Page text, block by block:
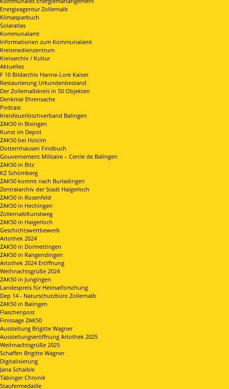
Energieagentur Zollernalb
Klimasparbuch
Solaratlas
Kommunalamt
Informationen zum Kommunalamt
Kreismedienzentrum
Kreisarchiv / Kultur
Aktuelles
F 10 Bildarchiv Hanne-Lore Kaiser
Restaurierung Urkundenbestand
Der Zollernalbkreis in 50 Objekten
Denkmal Ehrensache
Podcast
Kreisfeuerlöschverband Balingen
ZAK50 in Bisingen
Kunst im Depot
ZAK50 bei Holcim
Dotternhausen Findbuch
Gouvernement Militaire – Cercle de Balingen
ZAK50 in Bitz
KZ Schömberg
ZAK50 kommt nach Burladingen
Zentralarchiv der Stadt Haigerloch
ZAK50 in Rosenfeld
ZAK50 in Hechingen
ZollernalbKunstweg
ZAK50 in Haigerloch
Geschichtswettbewerb
Artothek 2024
ZAK50 in Dormettingen
ZAK50 in Rangendingen
Artothek 2024 Eröffnung
Weihnachtsgrüße 2024
ZAK50 in Jungingen
Landespreis für Heimatforschung
Dep 14 - Naturschutzbüro Zollernalb
ZAK50 in Balingen
Flaschenpost
Finissage ZAK50
Ausstellung Brigitte Wagner
Ausstellungseröffnung Artothek 2025
Weihnachtsgrüße 2025
Schaffen Brigitte Wagner
Digitalisierung
Jana Schaible
Täbinger Chronik
Staufermedaille